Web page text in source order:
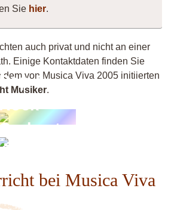
Sie hier.
auch privat und nicht an einer
Einige Kontaktdaten finden Sie
dem von Musica Viva 2005 initiierten
Musiker.
Pop &
Fischeln
Jouliena
bei Musica Viva